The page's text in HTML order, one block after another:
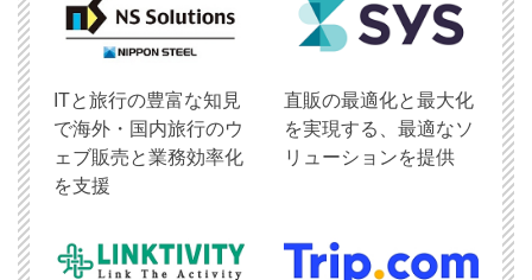
ITと旅行の豊富な知見
で海外・国内旅行のウ
ェブ販売と業務効率化
を支援
直販の最適化と最大化
を実現する、最適なソ
リューションを提供